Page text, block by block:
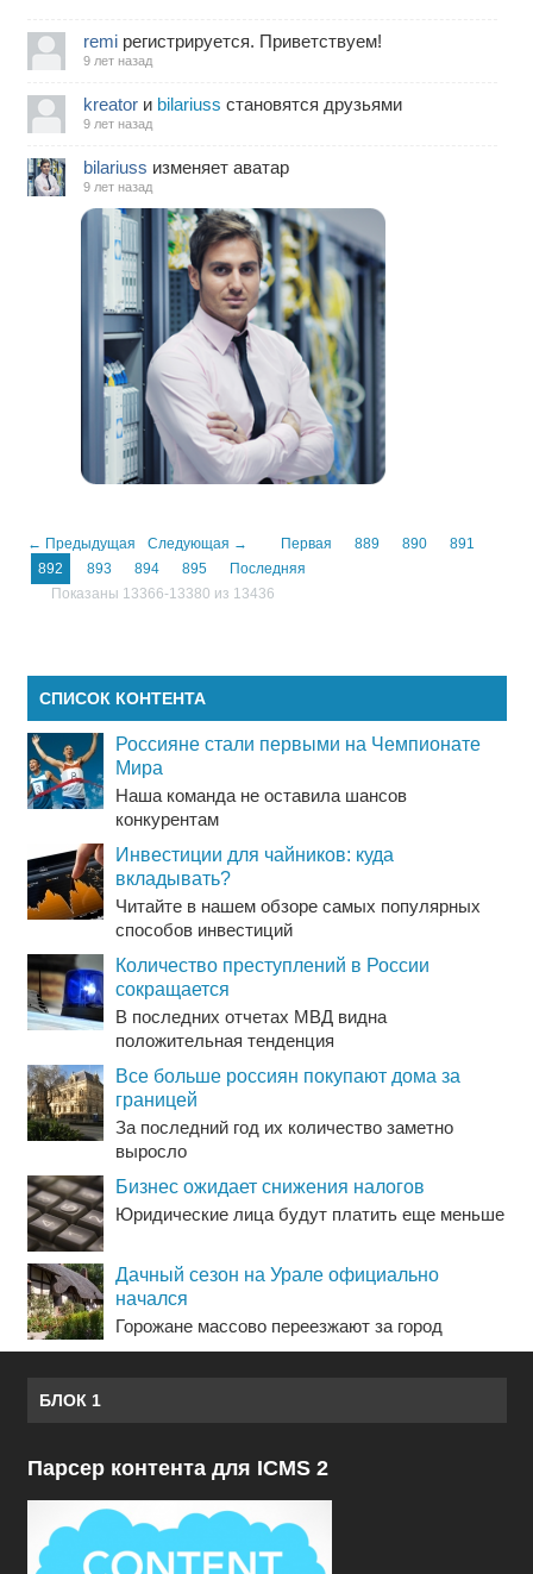
remiрегистрируется. Приветствуем!
9 лет назад
kreatorи bilariuss становятся друзьями
9 лет назад
bilariuss изменяет аватар
9 лет назад
← Предыдущая Следующая → Первая 889 890
891
892
893 894 895
Последняя
Показаны 13366-13380 из 13436
СПИСОК КОНТЕНТА
Россияне стали первыми на Чемпионате
Мира
Наша команда не оставила шансов
конкурентам
Инвестиции для чайников: куда
вкладывать?
Читайте в нашем обзоре самых популярных
способов инвестиций
Количество преступлений в России
сокращается
В последних отчетах МВД видна
положительная тенденция
Все больше россиян покупают дома за
границей
За последний год их количество заметно
выросло
Бизнес ожидает снижения налогов
Юридические лица будут платить еще меньше
Дачный сезон на Урале официально
начался
Горожане массово переезжают за город
БЛОК 1
Парсер контента для ICMS 2